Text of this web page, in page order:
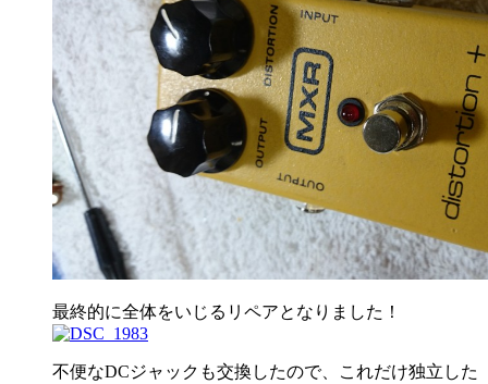
最終的に全体をいじるリペアとなりました！
不便なDCジャックも交換したので、これだけ独立した